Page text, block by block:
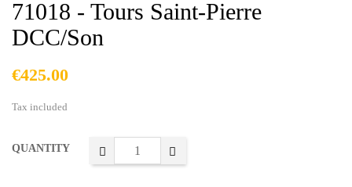
71018 - Tours Saint-Pierre
DCC/Son
€425.00
Tax included
QUANTITY